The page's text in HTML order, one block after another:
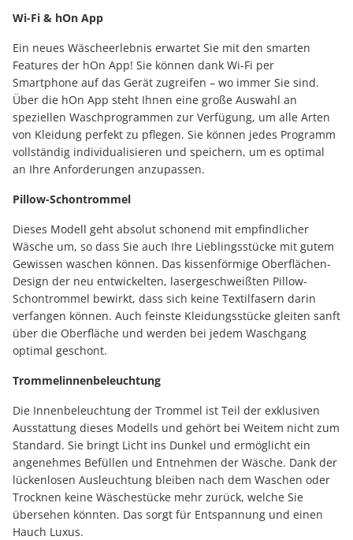
Wi-Fi & hOn App
Ein neues Wäscheerlebnis erwartet Sie mit den smarten
Features der hOn App! Sie können dank Wi-Fi per
Smartphone auf das Gerät zugreifen – wo immer Sie sind.
Über die hOn App steht Ihnen eine große Auswahl an
speziellen Waschprogrammen zur Verfügung, um alle Arten
von Kleidung perfekt zu pflegen. Sie können jedes Programm
vollständig individualisieren und speichern, um es optimal
an Ihre Anforderungen anzupassen.
Pillow-Schontrommel
Dieses Modell geht absolut schonend mit empfindlicher
Wäsche um, so dass Sie auch Ihre Lieblingsstücke mit gutem
Gewissen waschen können. Das kissenförmige Oberflächen-
Design der neu entwickelten, lasergeschweißten Pillow-
Schontrommel bewirkt, dass sich keine Textilfasern darin
verfangen können. Auch feinste Kleidungsstücke gleiten sanft
über die Oberfläche und werden bei jedem Waschgang
optimal geschont.
Trommelinnenbeleuchtung
Die Innenbeleuchtung der Trommel ist Teil der exklusiven
Ausstattung dieses Modells und gehört bei Weitem nicht zum
Standard. Sie bringt Licht ins Dunkel und ermöglicht ein
angenehmes Befüllen und Entnehmen der Wäsche. Dank der
lückenlosen Ausleuchtung bleiben nach dem Waschen oder
Trocknen keine Wäschestücke mehr zurück, welche Sie
übersehen könnten. Das sorgt für Entspannung und einen
Hauch Luxus.